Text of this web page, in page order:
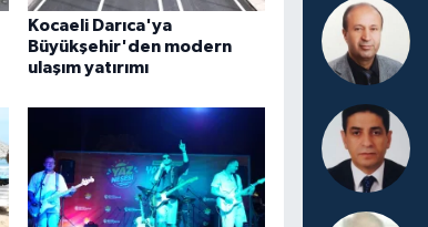
Kocaeli Darıca'ya
Büyükşehir'den modern
ulaşım yatırımı